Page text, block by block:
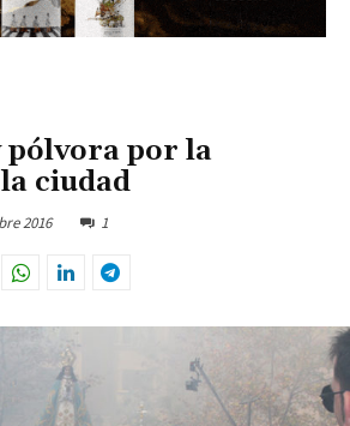
pólvora por la
ciudad
2016 1